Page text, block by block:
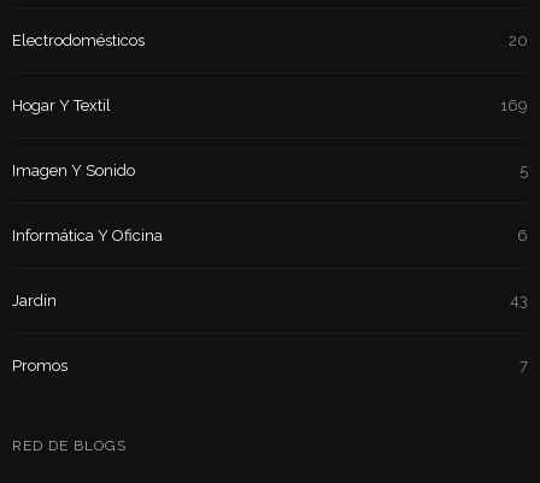
Electrodomésticos 20
Hogar Y Textil 169
Imagen Y Sonido 5
Informática Y Oficina 6
Jardín 43
Promos 7
RED DE BLOGS